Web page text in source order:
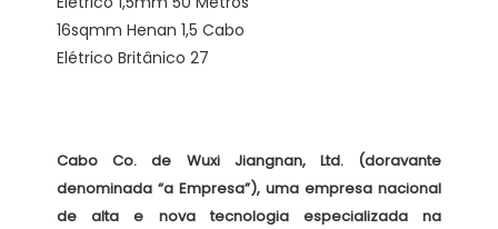
Cabo Co. de Wuxi Jiangnan, Ltd. (doravante
denominada “a Empresa”), uma empresa nacional
de alta e nova tecnologia especializada na